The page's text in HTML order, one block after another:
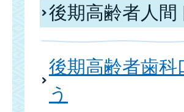
後期高齢者人間
後期高齢者歯
う